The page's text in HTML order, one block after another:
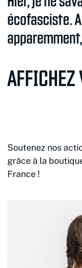
écofasciste.
AFFICHEZ
Soutenez nos
grâce à la
France !